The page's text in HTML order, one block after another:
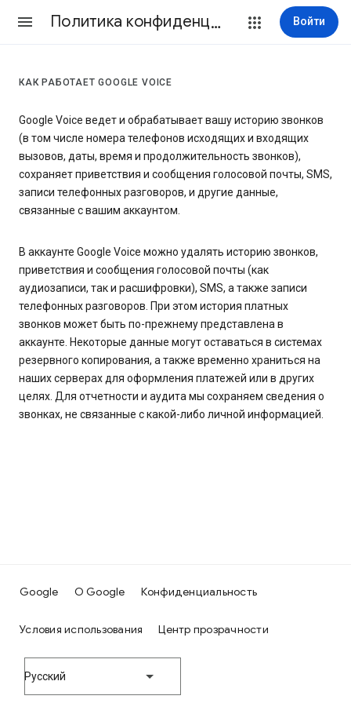
Политика конфиденциальности и Условия использования Войти
КАК РАБОТАЕТ GOOGLE VOICE
Google Voice ведет и обрабатывает вашу историю звонков
(в том числе номера телефонов исходящих и входящих
вызовов, даты, время и продолжительность звонков),
сохраняет приветствия и сообщения голосовой почты, SMS,
записи телефонных разговоров, и другие данные,
связанные с вашим аккаунтом.
В аккаунте Google Voice можно удалять историю звонков,
приветствия и сообщения голосовой почты (как
аудиозаписи, так и расшифровки), SMS, а также записи
телефонных разговоров. При этом история платных
звонков может быть по-прежнему представлена в
аккаунте. Некоторые данные могут оставаться в системах
резервного копирования, а также временно храниться на
наших серверах для оформления платежей или в других
целях. Для отчетности и аудита мы сохраняем сведения о
звонках, не связанные с какой-либо личной информацией.
Google О Google Конфиденциальность
Условия использования Центр прозрачности
Русский